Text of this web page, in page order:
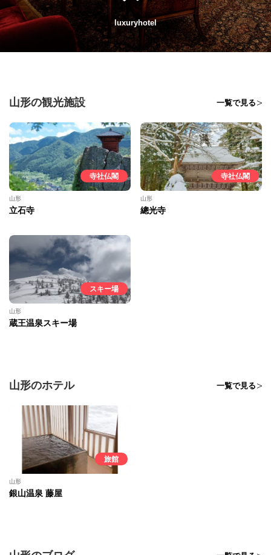
luxuryhotel
山形の観光施設 一覧で見る
寺社仏閣
山形
立石寺
寺社仏閣
山形
總光寺
スキー場
山形
蔵王温泉スキー場
山形のホテル 一覧で見る
旅館
山形
銀山温泉 藤屋